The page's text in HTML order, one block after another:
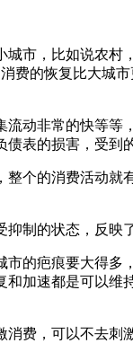
市，比如说农
费的恢复比大城
动非常的快等
表的损害，受到
个的消费活动
制的状态，反映
的疤痕要大得
加速都是可以
费，可以不去